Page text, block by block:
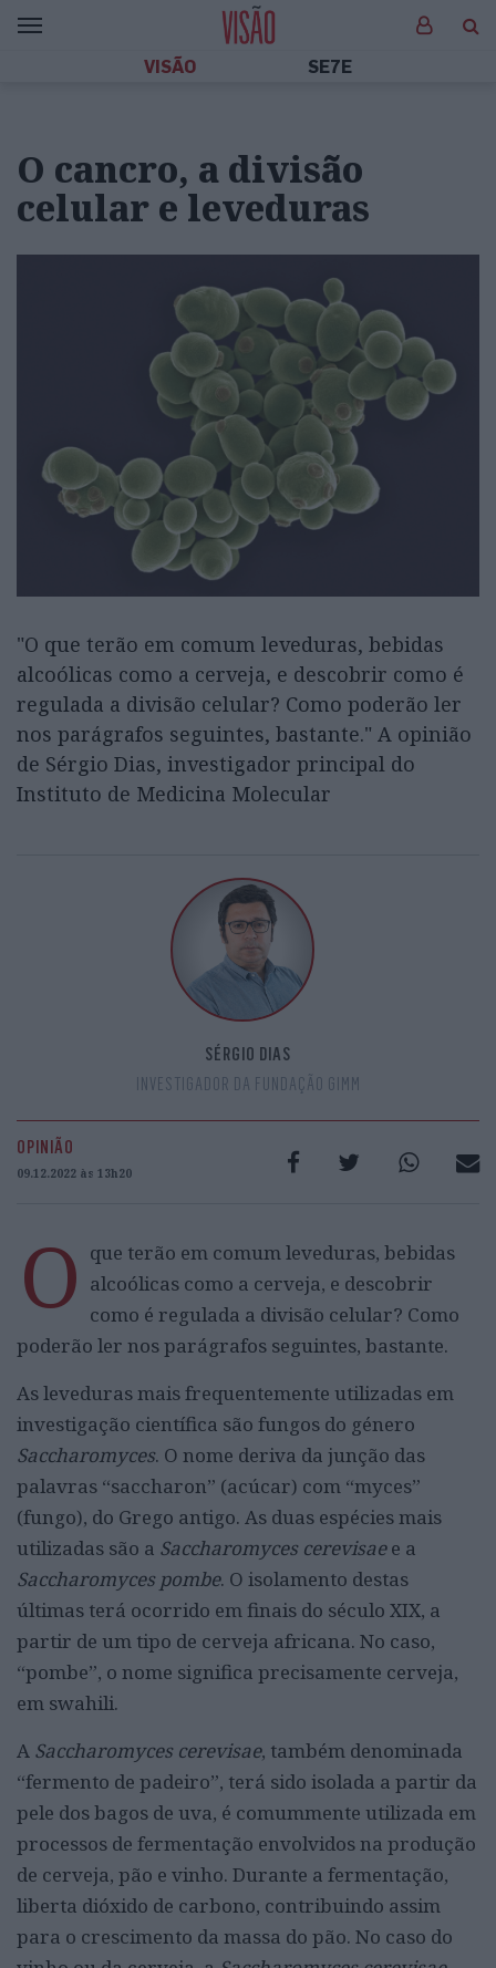
VISÃO SE7E
O cancro, a divisão
celular e leveduras
"O que terão em comum leveduras, bebidas
alcoólicas como a cerveja, e descobrir como é
regulada a divisão celular? Como poderão ler
nos parágrafos seguintes, bastante." A opinião
de Sérgio Dias, investigador principal do
Instituto de Medicina Molecular
SÉRGIO DIAS
INVESTIGADOR DA FUNDAÇÃO GIMM
OPINIÃO
09.12.2022 às 13h20
O que terão em comum leveduras, bebidas
alcoólicas como a cerveja, e descobrir
como é regulada a divisão celular? Como
poderão ler nos parágrafos seguintes, bastante.
As leveduras mais frequentemente utilizadas em
investigação científica são fungos do género
Saccharomyces. O nome deriva da junção das
palavras “saccharon” (acúcar) com “myces”
(fungo), do Grego antigo. As duas espécies mais
utilizadas são a Saccharomyces cerevisaee a
Saccharomyces pombe. O isolamento destas
últimas terá ocorrido em finais do século XIX, a
partir de um tipo de cerveja africana. No caso,
“pombe”, o nome significa precisamente cerveja,
em swahili.
A Saccharomyces cerevisae, também denominada
“fermento de padeiro”, terá sido isolada a partir da
pele dos bagos de uva, é comummente utilizada em
processos de fermentação envolvidos na produção
de cerveja, pão e vinho. Durante a fermentação,
liberta dióxido de carbono, contribuindo assim
para o crescimento da massa do pão. No caso do